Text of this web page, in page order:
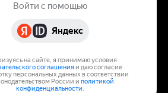
Войти с помощью
Яндекс
на сайте, я принимаю условия
соглашения и даю согласие
персональных данных в соответствии
России и политикой
конфиденциальности.